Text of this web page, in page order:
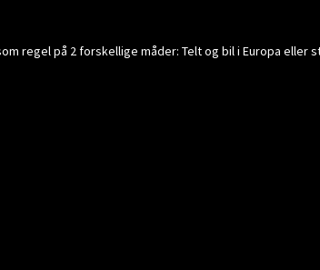
regel på 2 forskellige måder: Telt og bil i Europa